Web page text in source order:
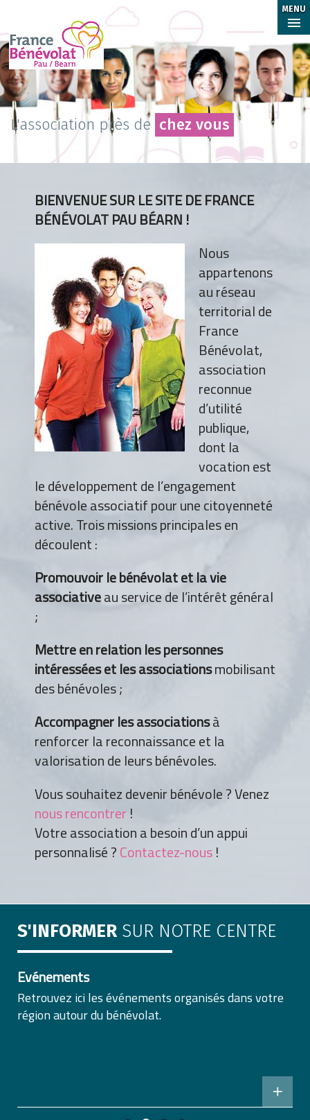
MENU
L'association près de chez vous
BIENVENUE SUR LE SITE DE FRANCE
BÉNÉVOLAT PAU BÉARN !
Nous
appartenons
au réseau
territorial de
France
Bénévolat,
association
reconnue
d’utilité
publique,
dont la
vocation est
le développement de l’engagement
bénévole associatif pour une citoyenneté
active. Trois missions principales en
découlent :
Promouvoir le bénévolat et la vie
associativeau service de l’intérêt général
;
Mettre en relation les personnes
intéressées et les associationsmobilisant
des bénévoles ;
Accompagner les associationsà
renforcer la reconnaissance et la
valorisation de leurs bénévoles.
Vous souhaitez devenir bénévole ? Venez
nous rencontrer !
Votre association a besoin d’un appui
personnalisé ?Contactez-nous!
S'INFORMERSUR NOTRE CENTRE
Événements
Retrouvez ici les événements organisés dans votre
région autour du bénévolat.